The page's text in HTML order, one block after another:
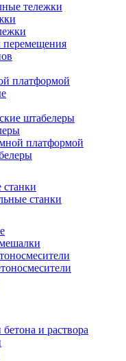
тележки
перемещения
платформой
штабелеры
платформой
станки
и раствора